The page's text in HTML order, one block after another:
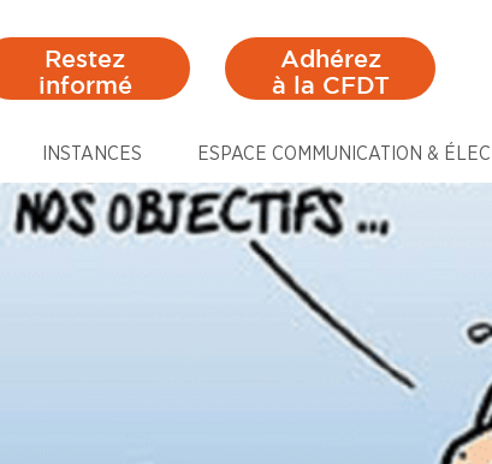
Restez
informé
Adhérez
à la CFDT
INSTANCES ESPACE COMMUNICATION &